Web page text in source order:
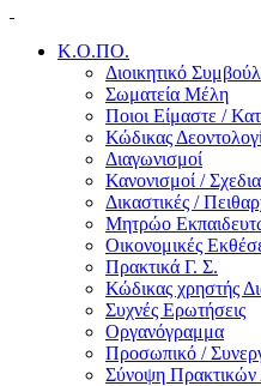
Κ.Ο.ΠΟ.
Διοικητικό
Σωματεία Μέλη
Ποιοι Είμαστε /
Κώδικας
Διαγωνισμοί
Κανονισμοί /
Δικαστικές /
Μητρώο
Οικονομικές
Πρακτικά Γ. Σ.
Κώδικας χρηστής
Συχνές Ερωτήσεις
Οργανόγραμμα
Προσωπικό /
Σύνοψη Πρακτικών